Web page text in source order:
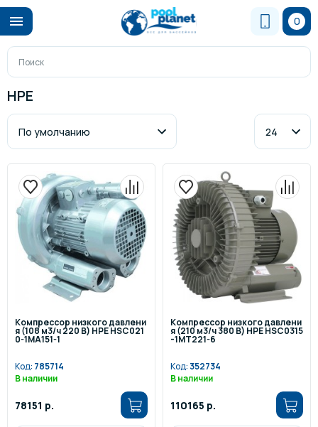
0
HPE
Компрессор низкого давлени
я (108 м3/ч 220 В) HPE HSC021
0-1MA151-1
Код: 785714
В наличии
78151 р.
Компрессор низкого давлени
я (210 м3/ч 380 В) HPE HSC0315
-1MT221-6
Код: 352734
В наличии
110165 р.